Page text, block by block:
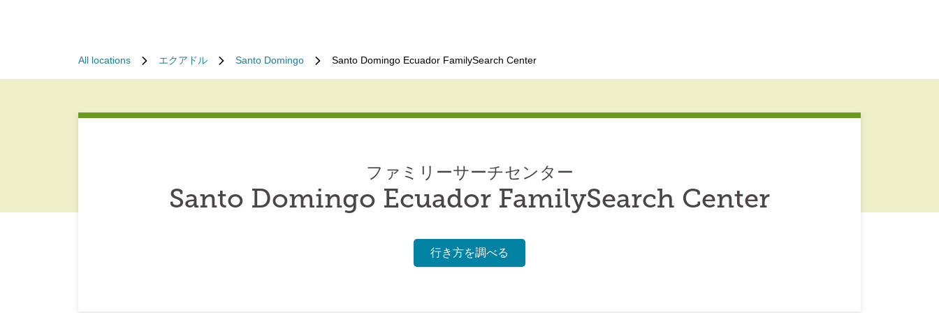
All locations エクアドル Santo Domingo Santo Domingo Ecuador FamilySearch Center
ファミリーサーチセンター
Santo Domingo Ecuador FamilySearch Center
行き方を調べる